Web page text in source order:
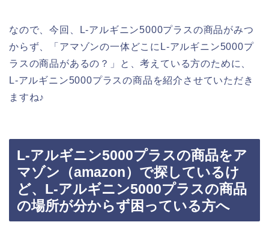
なので、今回、L-アルギニン5000プラスの商品がみつ
からず、「アマゾンの一体どこにL-アルギニン5000プ
ラスの商品があるの？」と、考えている方のために、
L-アルギニン5000プラスの商品を紹介させていただき
ますね♪
L-アルギニン5000プラスの商品をア
マゾン（amazon）で探しているけ
ど、L-アルギニン5000プラスの商品
の場所が分からず困っている方へ